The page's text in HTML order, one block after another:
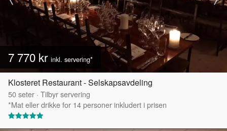
7 770 kr inkl. servering*
Klosteret Restaurant - Selskapsavdeling
50seter · Tilbyr servering
*Mat eller drikke for 14 personer inkludert i prisen